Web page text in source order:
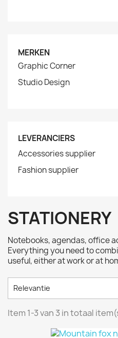
MERKEN
Graphic Corner
Studio Design
LEVERANCIERS
Accessories supplier
Fashion supplier
STATIONERY
Notebooks, agendas, office
Everything you need to
useful, either at work or at
Relevantie
Item 1-3 van 3 in totaal